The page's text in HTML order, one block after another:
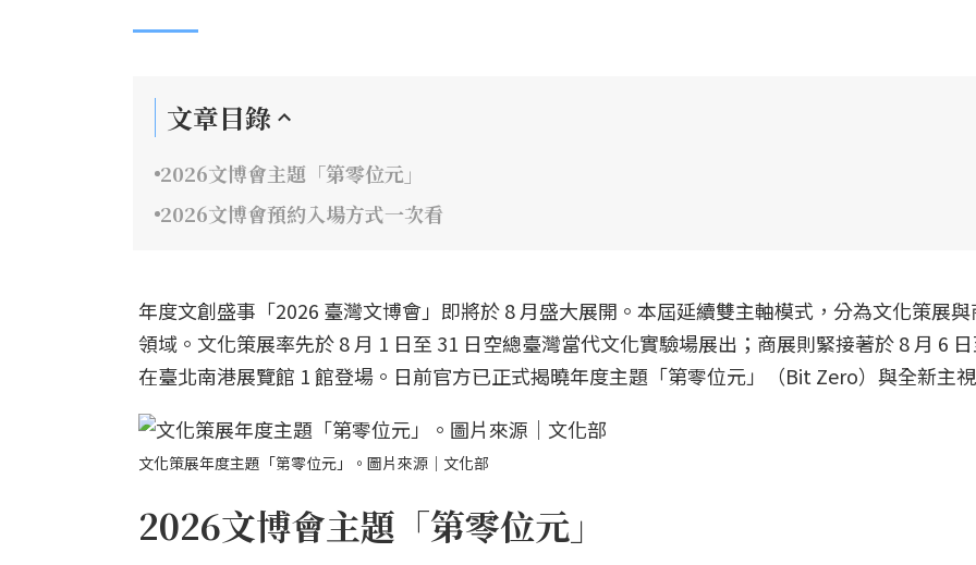
文章目錄
2026文博會主題「第零位元」
2026文博會預約入場方式一次看
年度文創盛事「2026 臺灣文博會」即將於 8 月盛大展開。本屆延續雙主軸模式，分為文化策展
領域。文化策展率先於 8 月 1 日至 31 日空總臺灣當代文化實驗場展出；商展則緊接著於 8 月 6
在臺北南港展覽館 1 館登場。日前官方已正式揭曉年度主題「第零位元」（Bit Zero）與全新主
文化策展年度主題「第零位元」。圖片來源｜文化部
2026文博會主題「第零位元」